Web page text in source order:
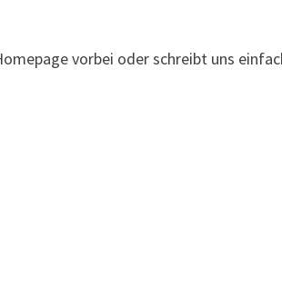
vorbei oder schreibt uns